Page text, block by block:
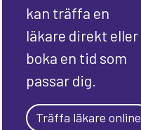
kan träffa en
läkare direkt eller
boka en tid som
passar dig.
Träffa läkare online